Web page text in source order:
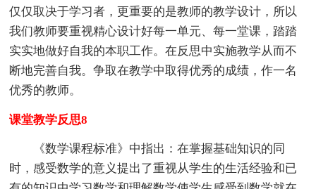
仅仅取决于学习者，更重要的是教师的教学设计，所以
我们教师要重视精心设计好每一单元、每一堂课，踏踏
实实地做好自我的本职工作。在反思中实施教学从而不
断地完善自我。争取在教学中取得优秀的成绩，作一名
优秀的教师。
课堂教学反思8
《数学课程标准》中指出：在掌握基础知识的同
时，感受数学的意义提出了重视从学生的生活经验和已